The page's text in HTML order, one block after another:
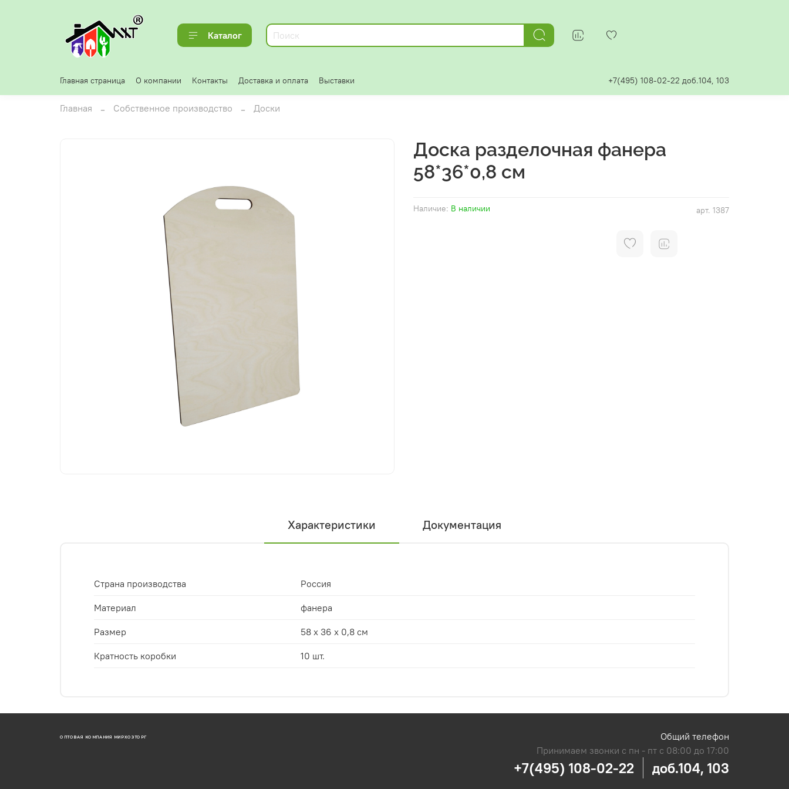
Каталог
Главная страница О компании Контакты Доставка и оплата Выставки +7(495) 108-02-22 доб.104, 103
Главная Собственное производство Доски
арт. 1387
Наличие: В наличии
Доска разделочная фанера
58*36*0,8 см
Характеристики Документация
Страна производства Россия
Материал фанера
Размер 58 х 36 х 0,8 см
Кратность коробки 10 шт.
ОПТОВАЯ КОМПАНИЯ МИРХОЗТОРГ
Общий телефон
Принимаем звонки с пн - пт с 08:00 до 17:00
+7(495) 108-02-22 доб.104, 103